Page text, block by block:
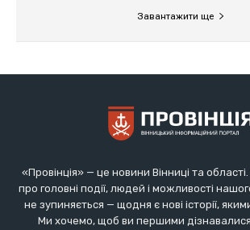
«Провінція» — це новини Вінниці та
про головні події, людей і можливості
не зупиняється — щодня є нові історії,
Ми хочемо, щоб ви першими